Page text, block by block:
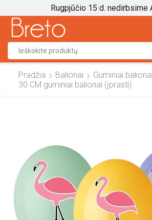
Rugpjūčio 15 d. nedirbsime
input
Pradžia Balionai
Guminiai
30 CM guminiai balionai (įprasti)